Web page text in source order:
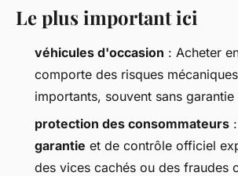
Le plus important ici
véhicules d'occasion : Acheter
comporte des risques
importants, souvent sans
protection des consommateurs
garantie et de contrôle officiel
des vices cachés ou des fraudes